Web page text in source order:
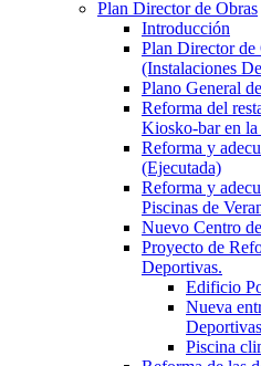
Plan Director de Obras
Introducción
Plan Director de
(Instalaciones
Plano General
Reforma del
Kiosko-bar en
Reforma y
(Ejecutada)
Reforma y
Piscinas de
Nuevo Centro
Proyecto de
Deportivas.
Edificio
Nueva
Piscina